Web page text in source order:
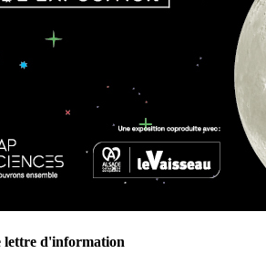
lettre d'information